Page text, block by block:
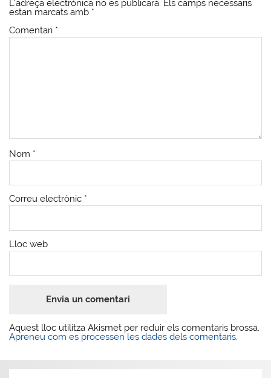
L'adreça electrònica no es publicarà. Els camps necessaris
estan marcats amb *
Comentari *
Nom *
Correu electrònic *
Lloc web
Aquest lloc utilitza Akismet per reduir els comentaris brossa.
Apreneu com es processen les dades dels comentaris.